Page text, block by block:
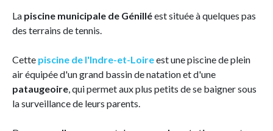
La piscine municipale de Génilléest située à quelques pas
des terrains de tennis.
Cette piscine de l'Indre-et-Loireest une piscine de plein
air équipée d'un grand bassin de natation et d'une
pataugeoire, qui permet aux plus petits de se baigner sous
la surveillance de leurs parents.